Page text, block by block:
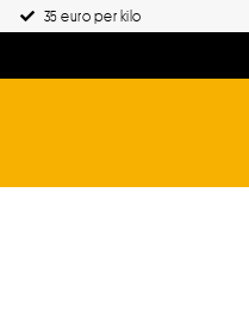
35 euro per kilo